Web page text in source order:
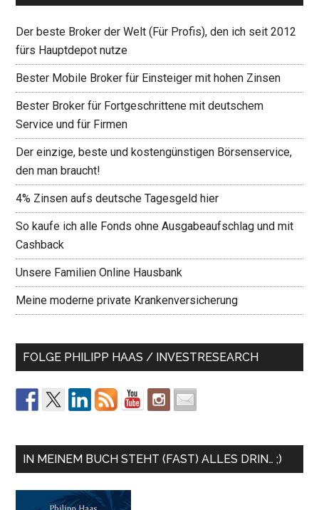
Der beste Broker der Welt (Für Profis), den ich seit 2012
fürs Hauptdepot nutze
Bester Mobile Broker für Einsteiger mit hohen Zinsen
Bester Broker für Fortgeschrittene mit deutschem
Service und für Firmen
Der einzige, beste und kostengünstigen Börsenservice,
den man braucht!
4% Zinsen aufs deutsche Tagesgeld hier
So kaufe ich alle Fonds ohne Ausgabeaufschlag und mit
Cashback
Unsere Familien Online Hausbank
Meine moderne private Krankenversicherung
FOLGE PHILIPP HAAS / INVESTRESEARCH
IN MEINEM BUCH STEHT (FAST) ALLES DRIN… ;)